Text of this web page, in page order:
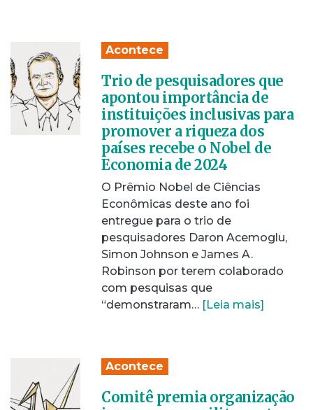
Acontece
Trio de pesquisadores que
apontou importância de
instituições inclusivas para
promover a riqueza dos
países recebe o Nobel de
Economia de 2024
O Prêmio Nobel de Ciências
Econômicas deste ano foi
entregue para o trio de
pesquisadores Daron Acemoglu,
Simon Johnson e James A.
Robinson por terem colaborado
com pesquisas que
“demonstraram… [Leia mais]
Acontece
Comitê premia organização